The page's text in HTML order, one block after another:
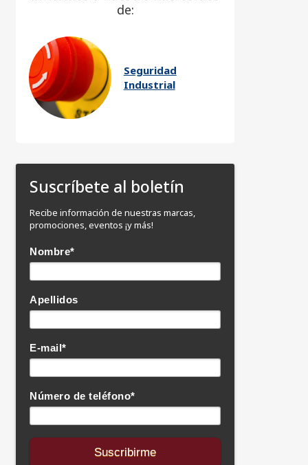
de:
Seguridad
Industrial
Suscríbete al boletín
Recibe información de nuestras marcas,
promociones, eventos ¡y más!
Nombre*
Apellidos
E-mail*
Número de teléfono*